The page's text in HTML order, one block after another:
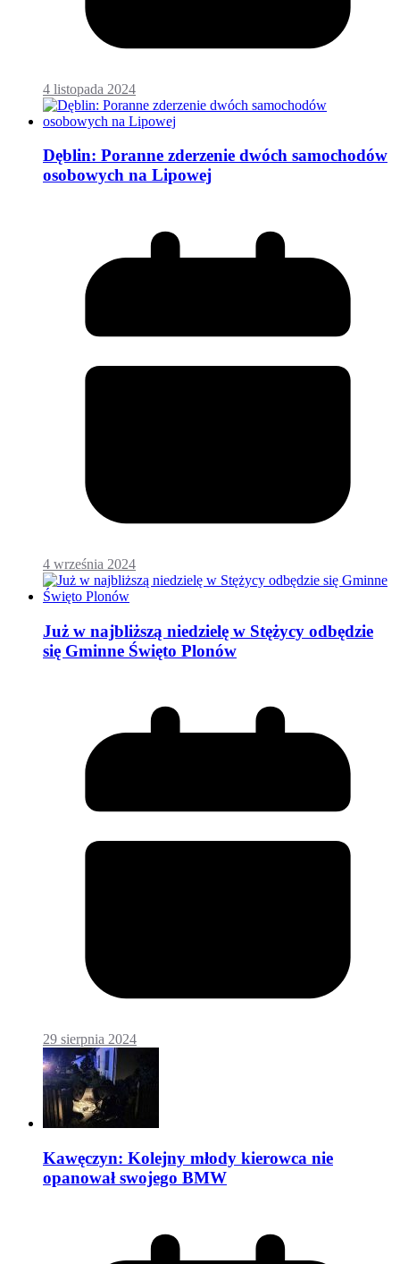
4 listopada 2024
Dęblin: Poranne zderzenie dwóch samochodów
osobowych na Lipowej
4 września 2024
Już w najbliższą niedzielę w Stężycy odbędzie
się Gminne Święto Plonów
29 sierpnia 2024
Kawęczyn: Kolejny młody kierowca nie
opanował swojego BMW